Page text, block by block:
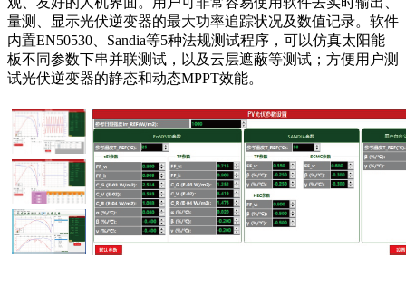
量测、显示光伏逆变器的最大功率追踪状况及数值记录。软件
内置EN50530、Sandia等5种法规测试程序，可以仿真太阳能
板不同参数下串并联测试，以及云层遮蔽等测试；方便用户测
试光伏逆变器的静态和动态MPPT效能。